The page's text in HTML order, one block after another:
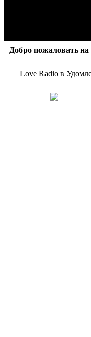
Добро пожаловать
Love Radio в